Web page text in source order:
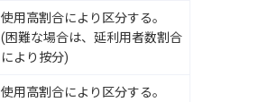
使用高割合により区分する。
(困難な場合は、延利用者数割合
により按分)
使用高割合により区分する。